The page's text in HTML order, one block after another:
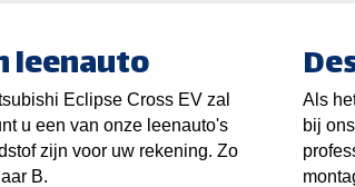
leenauto
Eclipse Cross EV zal
u een van onze leenauto's
zijn voor uw rekening. Zo
B.
Als
bij